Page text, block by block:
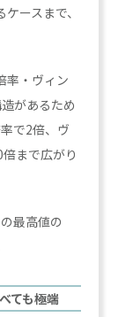
ースまで、
率・ヴィン
があるため
で2倍、ヴ
まで広がり
最高値の
ても極端